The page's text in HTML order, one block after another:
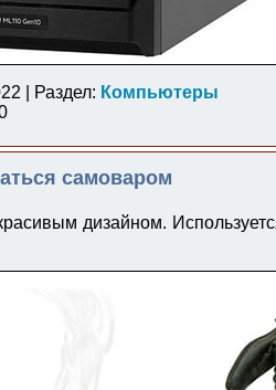
| Раздел: Компьютеры
самоваром
дизайном.